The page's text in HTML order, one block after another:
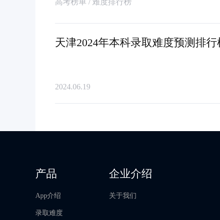
高考榜单 / 难度排行榜
天津2024年本科录取难度预测排行
2024.06.19
产品
App介绍
录取难度
企业介绍
关于我们